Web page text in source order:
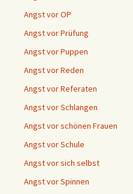
Angst vor OP
Angst vor Prüfung
Angst vor Puppen
Angst vor Reden
Angst vor Referaten
Angst vor Schlangen
Angst vor schönen Frauen
Angst vor Schule
Angst vor sich selbst
Angst vor Spinnen